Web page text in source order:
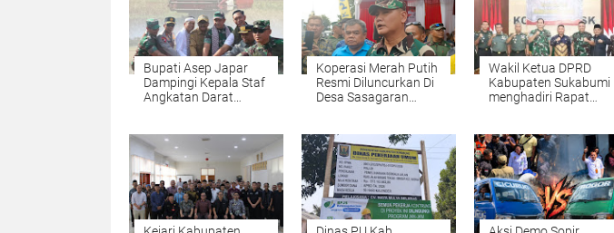
Bupati Asep Japar
Dampingi Kepala Staf
Angkatan Darat
Meresmikan Sistem
Pengairan Pertanian
Untuk Dukung Petani
Lebih Sejahtera
Koperasi Merah Putih
Resmi Diluncurkan Di
Desa Sasagaran
Untuk Dorong
Kemandirian Ekonomi
Wakil Ketua DPRD
Kabupaten Sukabumi
menghadiri Rapat
Manunggal
Membangun Desa
(TMMD) ke-125 Tahun
Anggaran 2025